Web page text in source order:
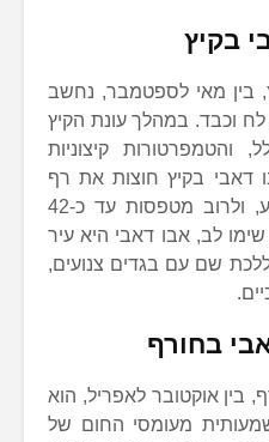
בקיץ
בין מאי לספטמבר, נחשב
וכבד. במהלך עונת הקיץ
והטמפרטורות קיצוניות
דאבי בקיץ חוצות את רף
ה-40 מעלות באופן די קבוע, ולרוב מטפסות עד כ-42
לב, אבו דאבי היא עיר
שם עם בגדים צנועים,
בחורף
בין אוקטובר לאפריל, הוא
מעומסי החום של